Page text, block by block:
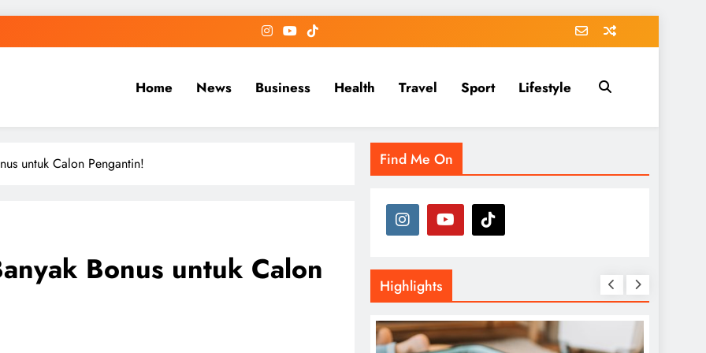
Home News Business Health Travel Sport Lifestyle
untuk Calon Pengantin!
Bonus untuk Calon
Find Me On
Highlights